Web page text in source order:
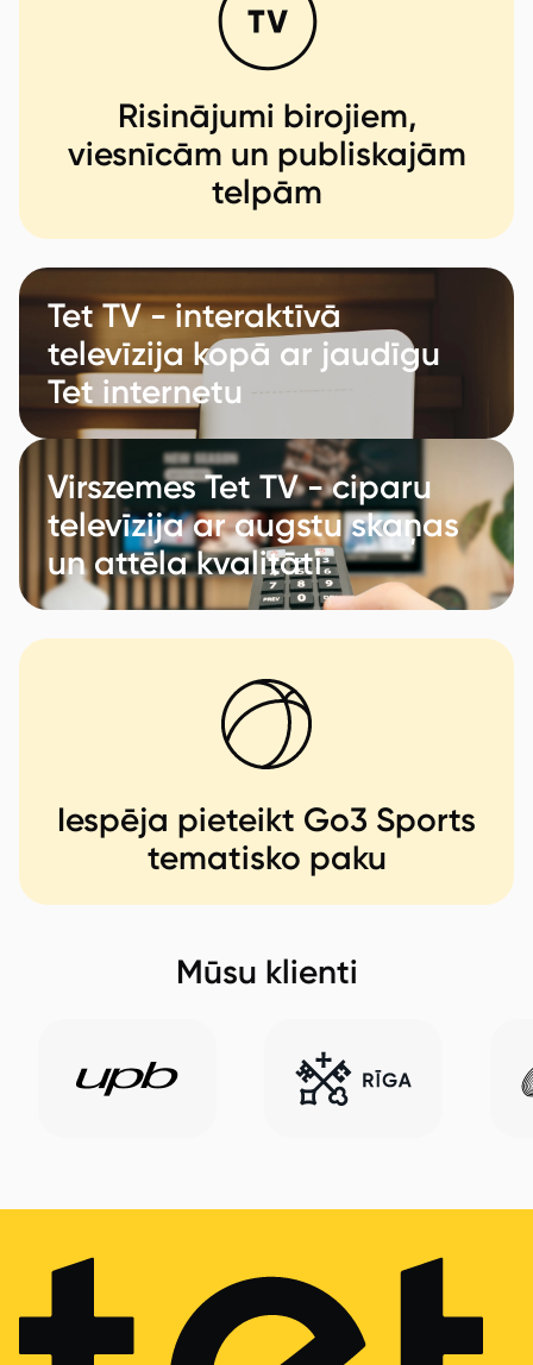
Risinājumi birojiem,
viesnīcām un publiskajām
telpām
Tet TV - interaktīvā
televīzija kopā ar jaudīgu
Tet internetu
Virszemes Tet TV - ciparu
televīzija ar augstu skaņas
un attēla kvalitāti
Iespēja pieteikt Go3 Sports
tematisko paku
Mūsu klienti